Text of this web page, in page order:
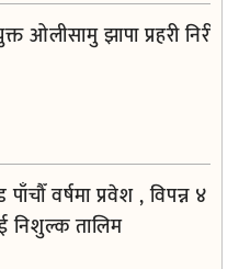
ओलीसामु झापा प्रहरी निरीह
वर्षमा प्रवेश , विपन्न ४
निशुल्क तालिम